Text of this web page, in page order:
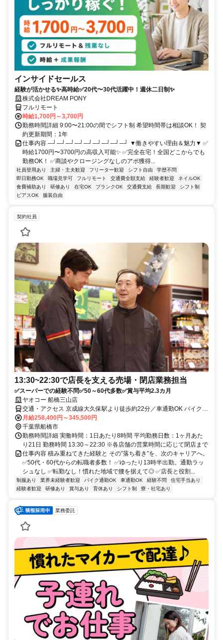
インサイドセールス
経験が活かせる✨高時給✅20代〜30代活躍中！週休二日制✨
株式会社DREAM PONY
フルリモート
時給1,700円～3,700円
勤務時間詳細 9:00〜21:00の間でシフト制 希望時間帯は相談OK！ 契
約更新期間：1年
仕事内容 ─┘─┘─┘─┘─┘─┘─┘─┘─┘ ▼働きやすい理由＆魅力▼ ✅
時給1700円〜3700円の高収入可能✨ ✅完全在宅！全国どこからでも
勤務OK！ ✅商談やクロージングなしのアポ獲得...
社員登用あり 主婦・主夫歓迎 フリーター歓迎 シフト自由
学歴不問
即日勤務OK
職場見学可 フルリモート 交通費全額支給 経験者歓迎
ネイルOK
食費補助あり
研修あり 在宅OK ブランクOK 交通費支給 長期歓迎
シフト制
ピアスOK
服装自由
契約社員
13:30~22:30で店長を支える売場・閉店業務担当
✅スーパーでの経験不問✅50～60代多数✅賞与平均2.3カ月
ヤオコー 船橋三山店
交通・アクセス 京成線大久保駅より徒歩約22分／車通勤OK バイク通
勤OK 自転車通勤OK
月給258,400円～345,500円
千葉県船橋市
勤務時間詳細 実働時間：1日あたり8時間 平均勤務日数：1ヶ月あた
り21日 勤務時間 13:30～22:30 ※各店舗の営業時間に応じて閉店まで
仕事内容 積み重ねてきた経験と その”落ち着き”を、次のキャリアへ。
✅50代・60代からの転職者多数！ ✅ゆったり13時半出勤。通勤ラッ
シュなし ✅転勤なし！慣れた地域で腰を据えて◎ ✅店長と役割...
制服あり 業界未経験者歓迎 バイク通勤OK 車通勤OK 経験不問
住宅手当あり
経験者歓迎
研修あり 賞与あり 育休あり シフト制 寮・社宅あり
業務委託